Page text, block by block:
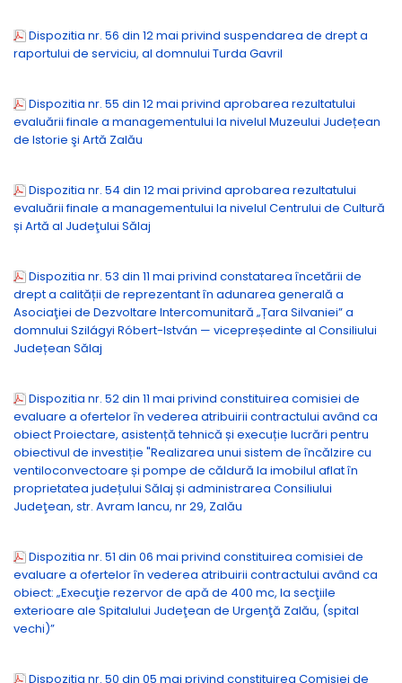
Dispozitia nr. 56 din 12 mai privind suspendarea de drept a
raportului de serviciu, al domnului Turda Gavril
Dispozitia nr. 55 din 12 mai privind aprobarea rezultatului
evaluării finale a managementului la nivelul Muzeului Județean
de Istorie şi Artă Zalău
Dispozitia nr. 54 din 12 mai privind aprobarea rezultatului
evaluării finale a managementului la nivelul Centrului de Cultură
și Artă al Judeţului Sălaj
Dispozitia nr. 53 din 11 mai privind constatarea încetării de
drept a calității de reprezentant în adunarea generală a
Asociaţiei de Dezvoltare Intercomunitară „Țara Silvaniei” a
domnului Szilágyi Róbert-István — vicepreședinte al Consiliului
Județean Sălaj
Dispozitia nr. 52 din 11 mai privind constituirea comisiei de
evaluare a ofertelor în vederea atribuirii contractului având ca
obiect Proiectare, asistență tehnică și execuție lucrări pentru
obiectivul de investiție "Realizarea unui sistem de încălzire cu
ventiloconvectoare și pompe de căldură la imobilul aflat în
proprietatea județului Sălaj și administrarea Consiliului
Judeţean, str. Avram Iancu, nr 29, Zalău
Dispozitia nr. 51 din 06 mai privind constituirea comisiei de
evaluare a ofertelor în vederea atribuirii contractului având ca
obiect: „Execuţie rezervor de apă de 400 mc, la secţiile
exterioare ale Spitalului Judeţean de Urgenţă Zalău, (spital
vechi)”
Dispozitia nr. 50 din 05 mai privind constituirea Comisiei de